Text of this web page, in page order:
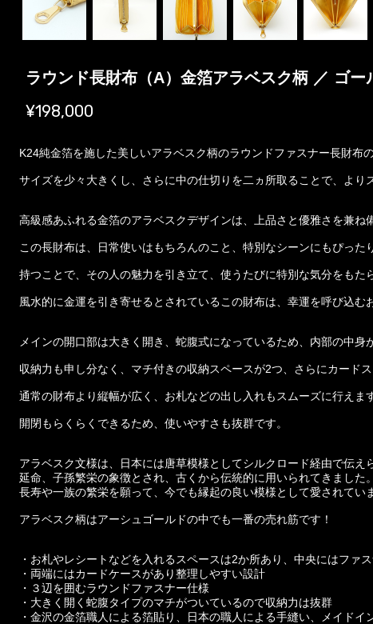
ラウンド長財布（A）金箔アラベスク柄 ／ ゴー
¥198,000
K24純金箔を施した美しいアラベスク柄のラウンドファスナー長財布
サイズを少々大きくし、さらに中の仕切りを二ヵ所取ることで、より
高級感あふれる金箔のアラベスクデザインは、上品さと優雅さを兼ね
この長財布は、日常使いはもちろんのこと、特別なシーンにもぴった
持つことで、その人の魅力を引き立て、使うたびに特別な気分をもた
風水的に金運を引き寄せるとされているこの財布は、幸運を呼び込む
メインの開口部は大きく開き、蛇腹式になっているため、内部の中身
収納力も申し分なく、マチ付きの収納スペースが2つ、さらにカード
通常の財布より縦幅が広く、お札などの出し入れもスムーズに行えま
開閉もらくらくできるため、使いやすさも抜群です。
アラベスク文様は、日本には唐草模様としてシルクロード経由で伝
延命、子孫繁栄の象徴とされ、古くから伝統的に用いられてきました
長寿や一族の繁栄を願って、今でも縁起の良い模様として愛されてい
アラベスク柄はアーシュゴールドの中でも一番の売れ筋です！
・お札やレシートなどを入れるスペースは2か所あり、中央にはファ
・両端にはカードケースがあり整理しやすい設計
・３辺を囲むラウンドファスナー仕様
・大きく開く蛇腹タイプのマチがついているので収納力は抜群
・金沢の金箔職人による箔貼り、日本の職人による手縫い、メイドイ